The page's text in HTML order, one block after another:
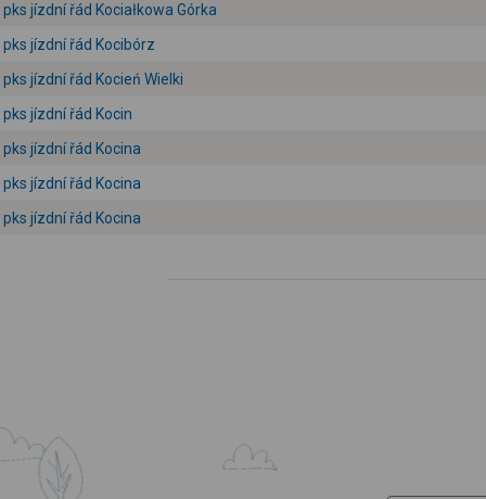
pks jízdní řád Kociałkowa Górka
pks jízdní řád Kocibórz
pks jízdní řád Kocień Wielki
pks jízdní řád Kocin
pks jízdní řád Kocina
pks jízdní řád Kocina
pks jízdní řád Kocina